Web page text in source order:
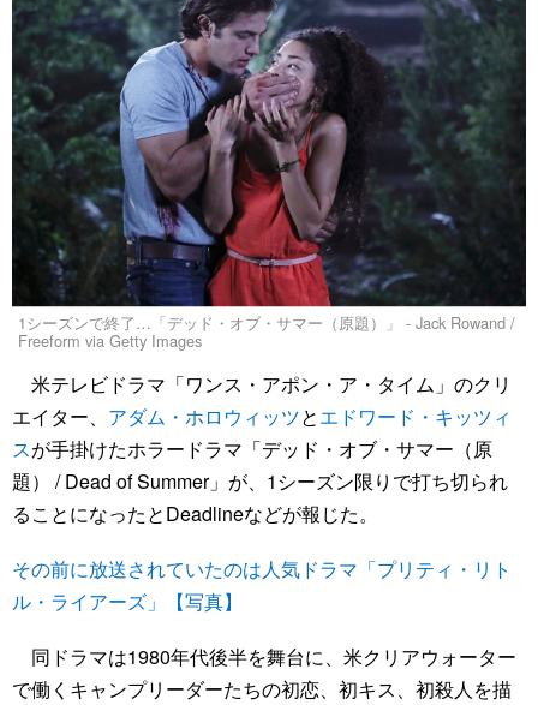
1シーズンで終了…「デッド・オブ・サマー（原題）」 - Jack Rowand /
Freeform via Getty Images
米テレビドラマ「ワンス・アポン・ア・タイム」のクリ
エイター、 アダム・ホロウィッツとエドワード・キッツィ
スが手掛けたホラードラマ「デッド・オブ・サマー（原
題） / Dead of Summer」が、1シーズン限りで打ち切られ
ることになったとDeadlineなどが報じた。
その前に放送されていたのは人気ドラマ「プリティ・リト
ル・ライアーズ」【写真】
同ドラマは1980年代後半を舞台に、米クリアウォーター
で働くキャンプリーダーたちの初恋、初キス、初殺人を描